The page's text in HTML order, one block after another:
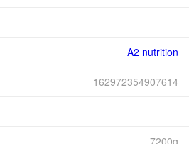
A2 nutrition
162972354907614
7200g